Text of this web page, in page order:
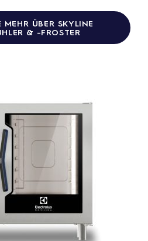
MEHR ÜBER SKYLINE
& -FROSTER